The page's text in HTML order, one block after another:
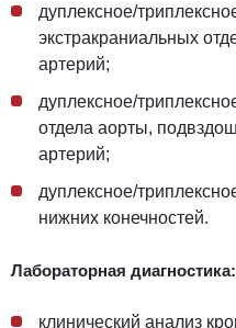
дуплексное/
экстракраниальных
артерий;
дуплексное/
отдела аорты,
артерий;
дуплексное/
нижних конечностей.
Лабораторная диагностика:
клинический анализ